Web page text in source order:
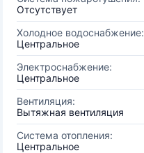
Отсутствует
Холодное водоснабжение:
Центральное
Электроснабжение:
Центральное
Вентиляция:
Вытяжная вентиляция
Система отопления:
Центральное